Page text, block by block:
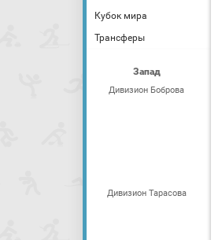
Кубок мира
Трансферы
Запад
Дивизион Боброва
Дивизион Тарасова